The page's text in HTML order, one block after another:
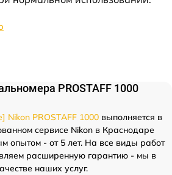
PROSTAFF 1000
Nikon PROSTAFF 1000 выполняется в
сервисе Nikon в Краснодаре
опытом - от 5 лет. На все виды работ
расширенную гарантию - мы в
наших услуг.